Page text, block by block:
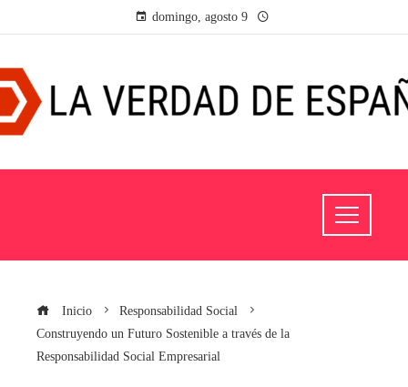
domingo, agosto 9
Inicio
Responsabilidad Social
Construyendo un Futuro Sostenible a través de la
Responsabilidad Social Empresarial